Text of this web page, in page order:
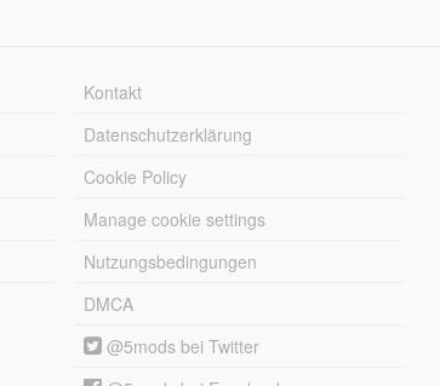
Kontakt
Datenschutzerklärung
Cookie Policy
Manage cookie settings
Nutzungsbedingungen
DMCA
@5mods bei Twitter